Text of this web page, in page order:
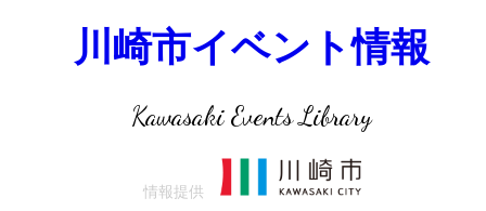
川崎市イベント情報
Kawasaki Events Library
情報提供